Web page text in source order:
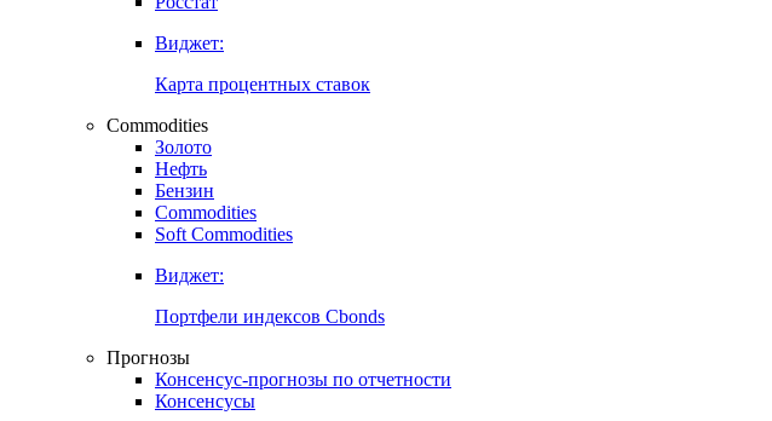
Макроэкономика
Страницы стран
Макроэкономика
Росстат
Виджет:
Карта процентных ставок
Commodities
Золото
Нефть
Бензин
Commodities
Soft Commodities
Виджет:
Портфели индексов Cbonds